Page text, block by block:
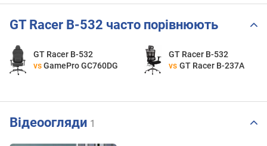
GT Racer B-532 часто порівнюють
GT Racer B-532
vs GamePro GC760DG
GT Racer B-532
vs GT Racer B-237A
Відеоогляди 1